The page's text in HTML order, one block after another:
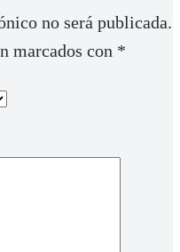
no será publicada.
marcados con *